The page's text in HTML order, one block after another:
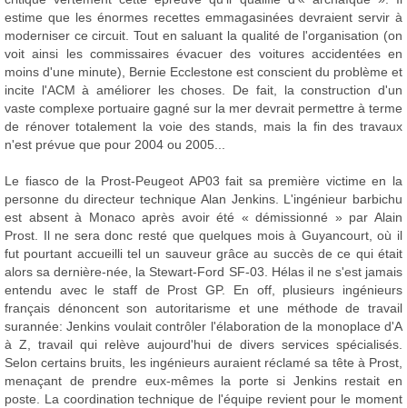
estime que les énormes recettes emmagasinées devraient servir à
moderniser ce circuit. Tout en saluant la qualité de l'organisation (on
voit ainsi les commissaires évacuer des voitures accidentées en
moins d'une minute), Bernie Ecclestone est conscient du problème et
incite l'ACM à améliorer les choses. De fait, la construction d'un
vaste complexe portuaire gagné sur la mer devrait permettre à terme
de rénover totalement la voie des stands, mais la fin des travaux
n'est prévue que pour 2004 ou 2005...
Le fiasco de la Prost-Peugeot AP03 fait sa première victime en la
personne du directeur technique Alan Jenkins. L'ingénieur barbichu
est absent à Monaco après avoir été « démissionné » par Alain
Prost. Il ne sera donc resté que quelques mois à Guyancourt, où il
fut pourtant accueilli tel un sauveur grâce au succès de ce qui était
alors sa dernière-née, la Stewart-Ford SF-03. Hélas il ne s'est jamais
entendu avec le staff de Prost GP. En off, plusieurs ingénieurs
français dénoncent son autoritarisme et une méthode de travail
surannée: Jenkins voulait contrôler l'élaboration de la monoplace d'A
à Z, travail qui relève aujourd'hui de divers services spécialisés.
Selon certains bruits, les ingénieurs auraient réclamé sa tête à Prost,
menaçant de prendre eux-mêmes la porte si Jenkins restait en
poste. La coordination technique de l'équipe revient pour le moment